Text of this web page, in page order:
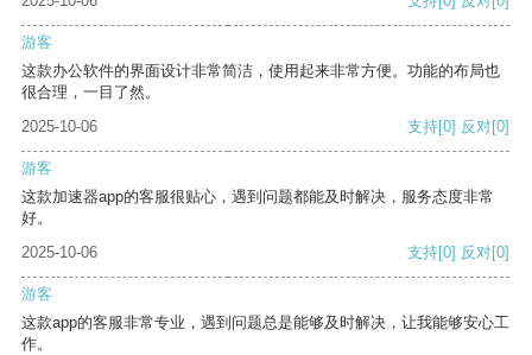
游客
这款办公软件的界面设计非常简洁，使用起来非常方便。功能的布局也
很合理，一目了然。
2025-10-06
支持[0] 反对[0]
游客
这款加速器app的客服很贴心，遇到问题都能及时解决，服务态度非常
好。
2025-10-06
支持[0] 反对[0]
游客
这款app的客服非常专业，遇到问题总是能够及时解决，让我能够安心工
作。